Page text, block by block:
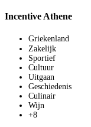
Incentive Athene
Griekenland
Zakelijk
Sportief
Cultuur
Uitgaan
Geschiedenis
Culinair
Wijn
+8